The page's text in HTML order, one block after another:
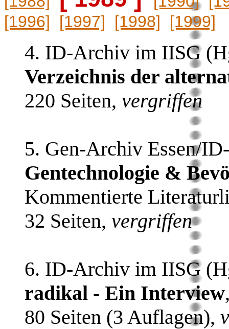
[1996]
[1997] [1998] [1999]
4. ID-Archiv im IISG
Verzeichnis der
220 Seiten, vergriffen
5. Gen-Archiv Essen/
Gentechnologie &
Kommentierte
32 Seiten, vergriffen
6. ID-Archiv im IISG
radikal - Ein Interview
80 Seiten (3 Auflagen),